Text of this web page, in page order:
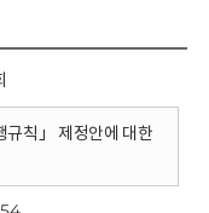
규칙」 제정안에 대한